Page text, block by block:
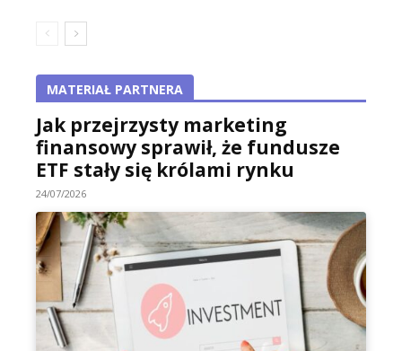
MATERIAŁ PARTNERA
Jak przejrzysty marketing
finansowy sprawił, że fundusze
ETF stały się królami rynku
24/07/2026